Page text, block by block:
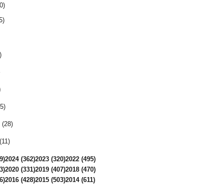
(28)
2024 (362)2023 (320)2022 (495)
2020 (331)2019 (407)2018 (470)
2016 (428)2015 (503)2014 (611)